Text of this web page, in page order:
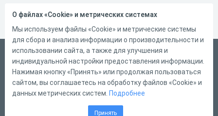
Русский
Справка
Форма обратной связи
О файлах «Cookie» и метрических системах
Мы используем файлы «Cookie» и метрические системы
для сбора и анализа информации о производительности и
использовании сайта, а также для улучшения и
индивидуальной настройки предоставления информации.
Нажимая кнопку «Принять» или продолжая пользоваться
сайтом, вы соглашаетесь на обработку файлов «Cookie» и
данных метрических систем. Подробнее
Принять